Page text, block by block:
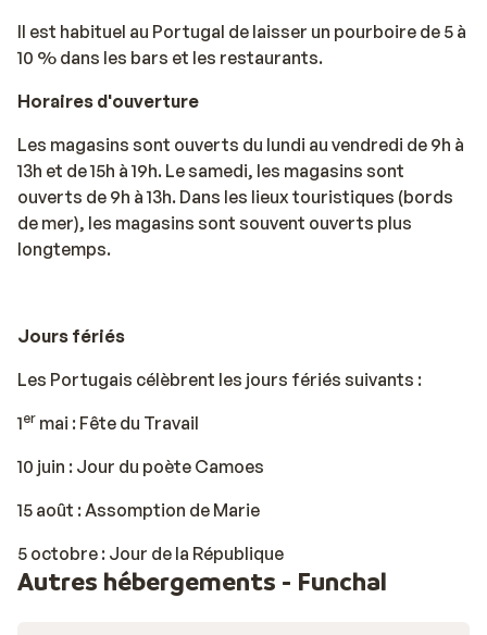
Il est habituel au Portugal de laisser un pourboire de 5 à
10 % dans les bars et les restaurants.
Horaires d'ouverture
Les magasins sont ouverts du lundi au vendredi de 9h à
13h et de 15h à 19h. Le samedi, les magasins sont
ouverts de 9h à 13h. Dans les lieux touristiques (bords
de mer), les magasins sont souvent ouverts plus
longtemps.
Jours fériés
Les Portugais célèbrent les jours fériés suivants :
1er mai : Fête du Travail
10 juin : Jour du poète Camoes
15 août : Assomption de Marie
5 octobre : Jour de la République
Autres hébergements - Funchal